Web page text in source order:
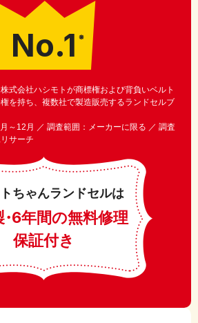
No.1 ※
式会社ハシモトが商標権および背負いベルト
を持ち、複数社で製造販売するランドセルブ
～12月 ／ 調査範囲：メーカーに限る ／ 調査
サーチ
ちゃんランドセルは
・6年間の無料修理
保証付き